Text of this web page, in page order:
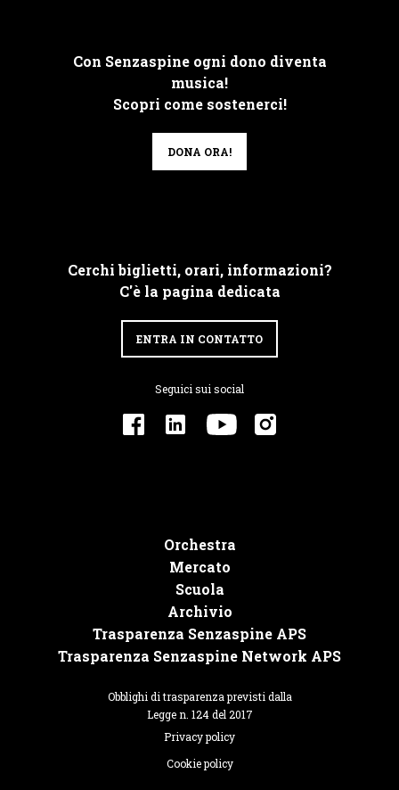
Con Senzaspine ogni dono diventa
musica!
Scopri come sostenerci!
DONA ORA!
Cerchi biglietti, orari, informazioni?
C'è la pagina dedicata
ENTRA IN CONTATTO
Seguici sui social
Orchestra
Mercato
Scuola
Archivio
Trasparenza Senzaspine APS
Trasparenza Senzaspine Network APS
Obblighi di trasparenza previsti dalla
Legge n. 124 del 2017
Privacy policy
Cookie policy